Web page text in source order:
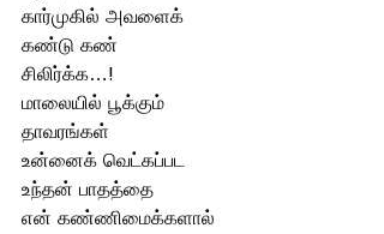
கார்முகில் அவளைக்
கண்டு கண்
சிலிர்க்க…!
மாலையில் பூக்கும்
தாவரங்கள்
உன்னைக் வெட்கப்பட
உந்தன் பாதத்தை
என் கண்ணிமைக்களால்